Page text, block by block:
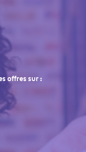
offres sur :